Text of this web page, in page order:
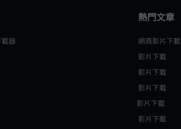
下載器
熱門文章
網頁影片下載
Netflix 影片下載
Disney+ 影片下載
Prime Video 影片下載
YouTube 影片下載
Instagram 影片下載